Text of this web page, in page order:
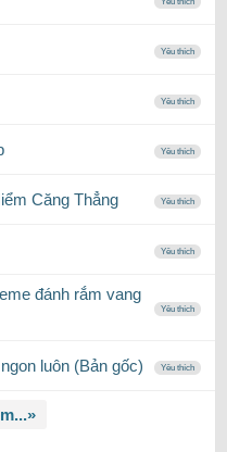
Yêu thích
Yêu thích
Yêu thích
Căng Thẳng Yêu thích
Yêu thích
đánh rắm vang
Yêu thích
luôn (Bản gốc) Yêu thích